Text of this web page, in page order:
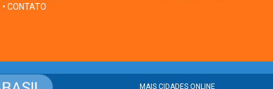
• CONTATO
MAIS CIDADES ONLINE